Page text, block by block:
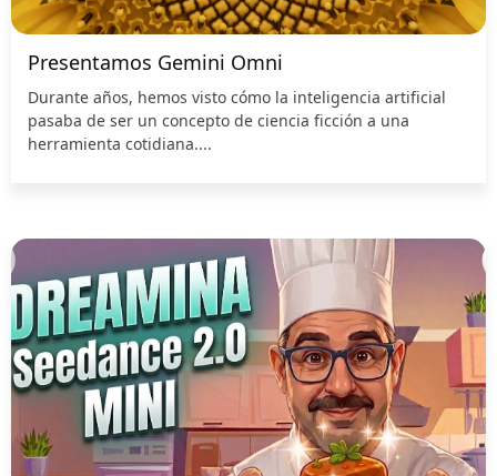
Presentamos Gemini Omni
Durante años, hemos visto cómo la inteligencia artificial
pasaba de ser un concepto de ciencia ficción a una
herramienta cotidiana....